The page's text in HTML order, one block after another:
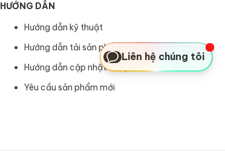
HƯỚNG DẪN
Hướng dẫn kỹ thuật
Hướng dẫn tải sản phẩm
Hướng dẫn cập nhật sản phẩm
Yêu cầu sản phẩm mới
Liên hệ chúng tôi